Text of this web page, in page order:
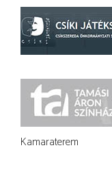
Kamaraterem